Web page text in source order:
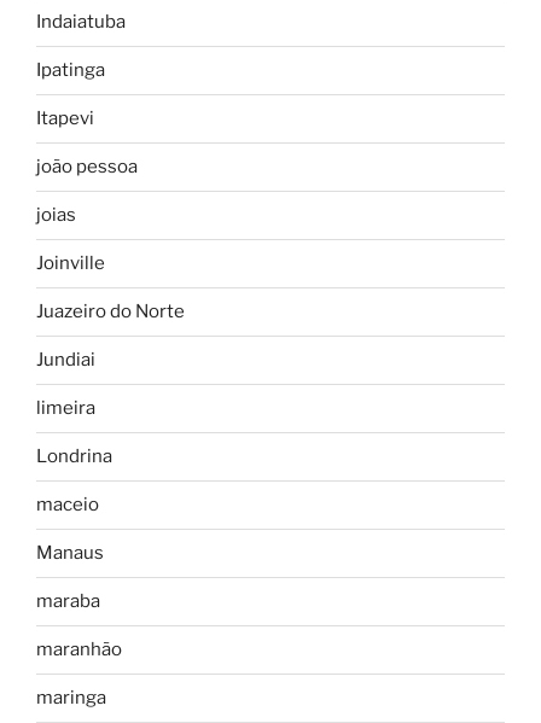
Indaiatuba
Ipatinga
Itapevi
joão pessoa
joias
Joinville
Juazeiro do Norte
Jundiai
limeira
Londrina
maceio
Manaus
maraba
maranhão
maringa